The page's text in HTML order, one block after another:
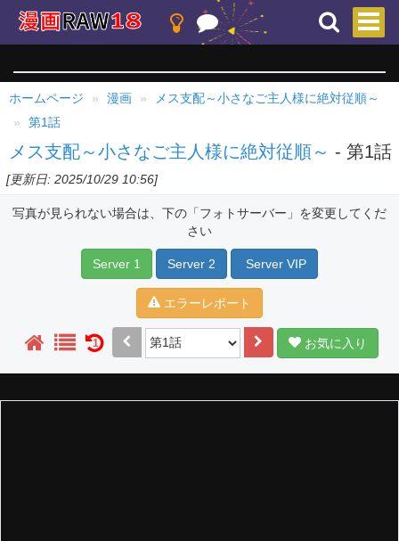
ホームページ 漫画
メス支配～小さなご主人様に絶対従順～
第1話
メス支配～小さなご主人様に絶対従順～ - 第1話
[更新日: 2025/10/29 10:56]
写真が見られない場合は、下の「フォトサーバー」を変更してくだ
さい
Server 1 Server 2 Server VIP
エラーレポート
1 お気に入り